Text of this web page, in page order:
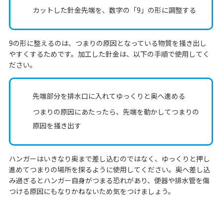
カットした針金先端を、数字の「9」の形に調整する
9の形に整えるのは、つまりの原因となっている物質を掻き出し
やすくするためです。加工した針金は、以下の手順で使用してく
ださい。
先端部分を排水口に入れてゆっくりと奥へ進める
つまりの原因にあたったら、先端を動かしてつまりの
原因を掻き出す
ハンガーはいきなり奥まで差し込むのではなく、ゆっくりと押し
進めてつまりの場所を探るように使用してください。奥へ差し込
み過ぎるとハンガー自身がつまる恐れがあり、便器や排水管を傷
つける原因にもなりかねないため気をつけましょう。